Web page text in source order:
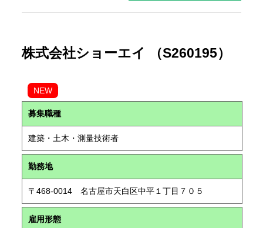
株式会社ショーエイ （S260195）
NEW
募集職種
建築・土木・測量技術者
勤務地
〒468-0014 名古屋市天白区中平１丁目７０５
雇用形態